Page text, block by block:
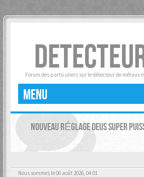
Forum des particuliers sur le détecteur de métaux
MENU
NOUVEAU RÉGLAGE DEUS SUPER
Nous sommes le 06 août 2026, 04:01